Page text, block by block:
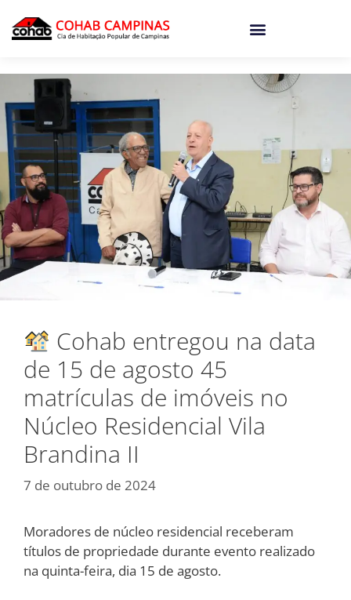
conteúdo
Cohab entregou na data
de 15 de agosto 45
matrículas de imóveis no
Núcleo Residencial Vila
Brandina II
7 de outubro de 2024
Moradores de núcleo residencial receberam
títulos de propriedade durante evento realizado
na quinta-feira, dia 15 de agosto.